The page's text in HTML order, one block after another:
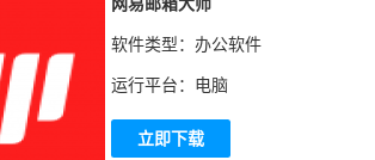
软件类型：办公软件
运行平台：电脑
立即下载